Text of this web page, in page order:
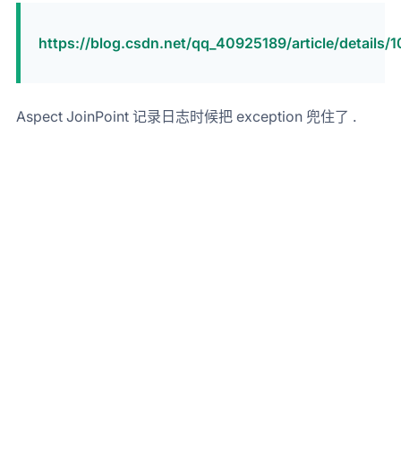
https://blog.csdn.net/qq_40925189/article/details/
Aspect JoinPoint 记录日志时候把 exception 兜住了 .